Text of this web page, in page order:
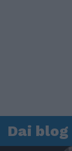
Dai blog